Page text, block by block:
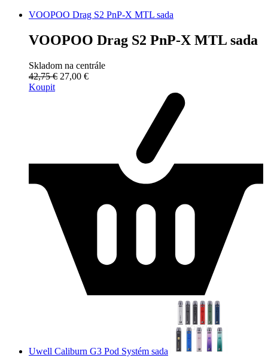
VOOPOO Drag S2 PnP-X MTL sada
VOOPOO Drag S2 PnP-X MTL sada
Skladom na centrále
42,75 € 27,00 €
Koupit
Uwell Caliburn G3 Pod Systém sada